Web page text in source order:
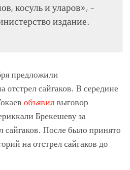
косуль и уларов», –
издание.
предложили
отстрел сайгаков. В середине
объявилвыговор
Брекешеву за
сайгаков. После было принято
на отстрел сайгаков до